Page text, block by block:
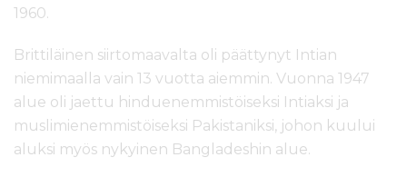
1960.
Brittiläinen siirtomaavalta oli päättynyt Intian
niemimaalla vain 13 vuotta aiemmin. Vuonna 1947
alue oli jaettu hinduenemmistöiseksi Intiaksi ja
muslimienemmistöiseksi Pakistaniksi, johon kuului
aluksi myös nykyinen Bangladeshin alue.